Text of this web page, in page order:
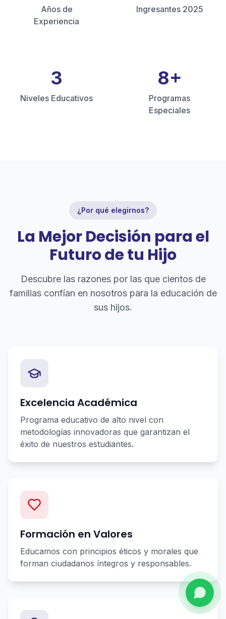
Años de
Experiencia
Ingresantes 2025
3
Niveles Educativos
8+
Programas
Especiales
¿Por qué elegirnos?
La Mejor Decisión para el
Futuro de tu Hijo
Descubre las razones por las que cientos de
familias confían en nosotros para la educación de
sus hijos.
Excelencia Académica
Programa educativo de alto nivel con
metodologías innovadoras que garantizan el
éxito de nuestros estudiantes.
Formación en Valores
Educamos con principios éticos y morales que
forman ciudadanos íntegros y responsables.